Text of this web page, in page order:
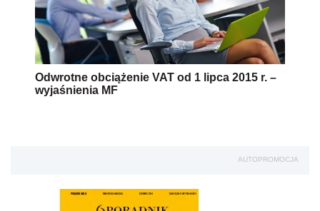
Odwrotne obciążenie VAT od 1 lipca 2015 r. –
wyjaśnienia MF
AUTOPROMOCJA